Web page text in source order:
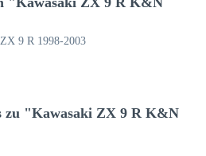
9 R 1998-2003
zu "Kawasaki ZX 9 R K&N